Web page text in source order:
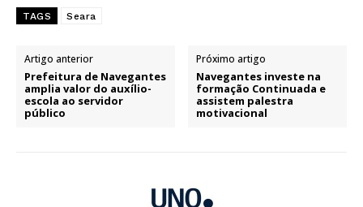
TAGS Seara
Artigo anterior
Prefeitura de Navegantes
amplia valor do auxílio-
escola ao servidor
público
Próximo artigo
Navegantes investe na
formação Continuada e
assistem palestra
motivacional